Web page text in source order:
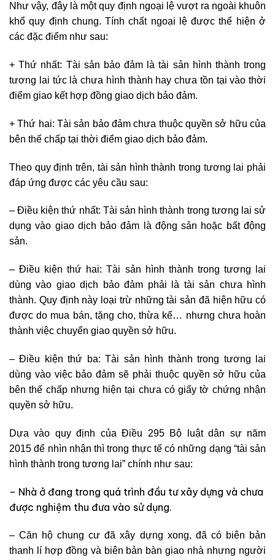
Như vậy, đây là một quy định ngoại lệ vượt ra ngoài khuôn
khổ quy định chung. Tính chất ngoại lệ được thể hiện ở
các đặc điểm như sau:
+ Thứ nhất: Tài sản bảo đảm là tài sản hình thành trong
tương lai tức là chưa hình thành hay chưa tồn tại vào thời
điểm giao kết hợp đồng giao dịch bảo đảm.
+ Thứ hai: Tài sản bảo đảm chưa thuộc quyền sở hữu của
bên thế chấp tại thời điểm giao dịch bảo đảm.
Theo quy định trên, tài sản hình thành trong tương lai phải
đáp ứng được các yêu cầu sau:
– Điều kiện thứ nhất: Tài sản hình thành trong tương lai sử
dụng vào giao dịch bảo đảm là động sản hoặc bất động
sản.
– Điều kiện thứ hai: Tài sản hình thành trong tương lai
dùng vào giao dịch bảo đảm phải là tài sản chưa hình
thành. Quy định này loại trừ những tài sản đã hiện hữu có
được do mua bán, tặng cho, thừa kế… nhưng chưa hoàn
thành việc chuyển giao quyền sở hữu.
– Điều kiện thứ ba: Tài sản hình thành trong tương lai
dùng vào việc bảo đảm sẽ phải thuộc quyền sở hữu của
bên thế chấp nhưng hiện tại chưa có giấy tờ chứng nhận
quyền sở hữu.
Dựa vào quy định của Điều 295 Bộ luật dân sự năm
2015 để nhìn nhận thì trong thực tế có những dạng “tài sản
hình thành trong tương lai” chính như sau:
– Nhà ở đang trong quá trình đầu tư xây dựng và chưa
được nghiệm thu đưa vào sử dụng.
– Căn hộ chung cư đã xây dựng xong, đã có biên bản
thanh lí hợp đồng và biên bản bàn giao nhà nhưng người